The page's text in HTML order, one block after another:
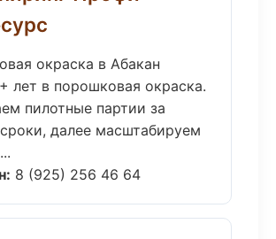
окраска в Абакан
лет в порошковая окраска.
пилотные партии за
далее масштабируем
8 (925) 256 46 64